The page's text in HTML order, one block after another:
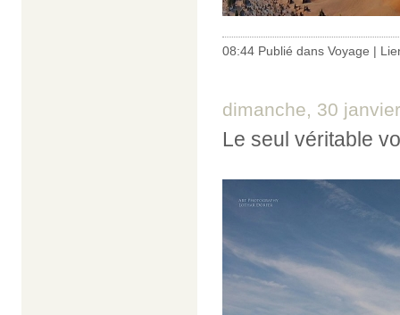
08:44 Publié dans Voyage |
dimanche, 30
Le seul véritable